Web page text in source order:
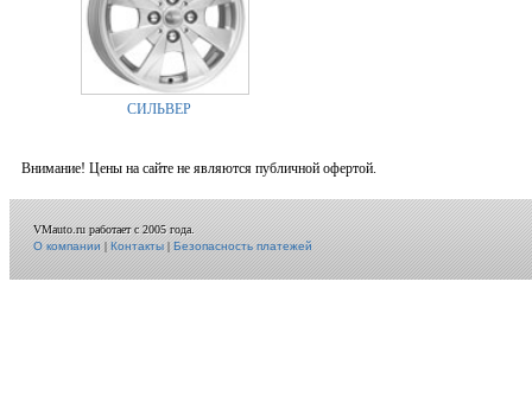
СИЛЬВЕР
Внимание! Цены на сайте не являются публичной офертой.
VMauto.ru работает с 2005 года.
О компании|Контакты|Безопасность платежей